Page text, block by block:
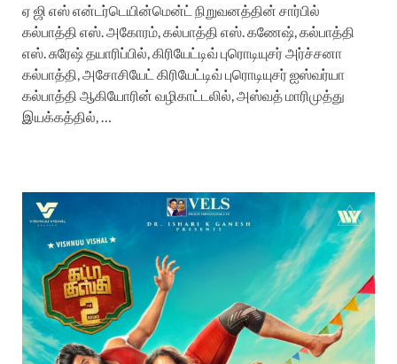
ஏ ஜி எஸ் என்டர்டெயின்மென்ட் நிறுவனத்தின் சார்பில்
கல்பாத்தி எஸ். அகோரம், கல்பாத்தி எஸ். கணேஷ், கல்பாத்தி
எஸ். சுரேஷ் தயாரிப்பில், கிரியேட்டிவ் புரொடியுசர் அர்ச்சனா
கல்பாத்தி, அசோசியேட் கிரியேட்டிவ் புரொடியுசர் ஐஸ்வர்யா
கல்பாத்தி ஆகியோரின் வழிகாட்டலில், அஸ்வத் மாரிமுத்து
இயக்கத்தில், …